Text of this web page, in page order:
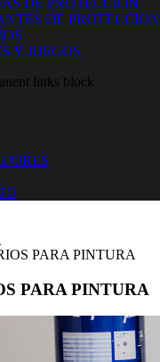
DE PROTECCION
DE PROTECCION
Y JUEGOS
links block
PARA PINTURA
PARA PINTURA